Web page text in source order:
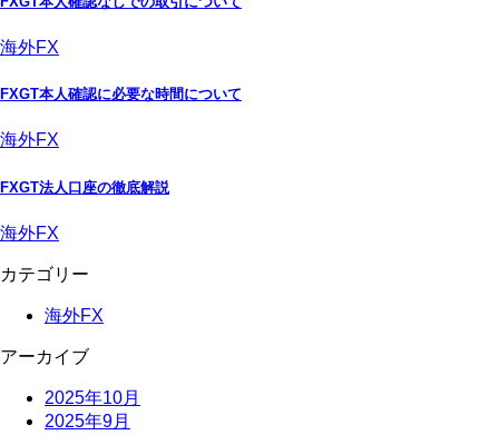
海外FX
FXGT本人確認に必要な時間について
海外FX
FXGT法人口座の徹底解説
海外FX
カテゴリー
海外FX
アーカイブ
2025年10月
2025年9月